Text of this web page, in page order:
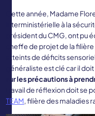
Cette année, Madame
interministérielle à la
président du CMG, ont pu
cheffe de projet de la filière
atteints de déficits
généraliste est clé car il doit
sur les précautions à
travail de réflexion doit se
TEAM, filière des maladies